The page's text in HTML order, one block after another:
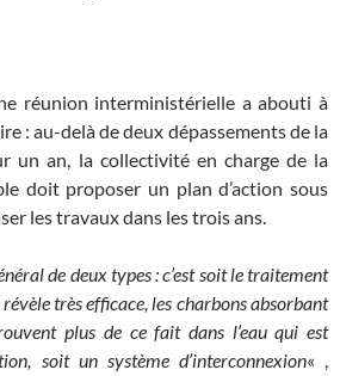
réunion interministérielle a abouti à
: au-delà de deux dépassements de la
un an, la collectivité en charge de la
doit proposer un plan d’action sous
les travaux dans les trois ans.
de deux types : c’est soit le traitement
très efficace, les charbons absorbant
plus de ce fait dans l’eau qui est
soit un système d’interconnexion« ,